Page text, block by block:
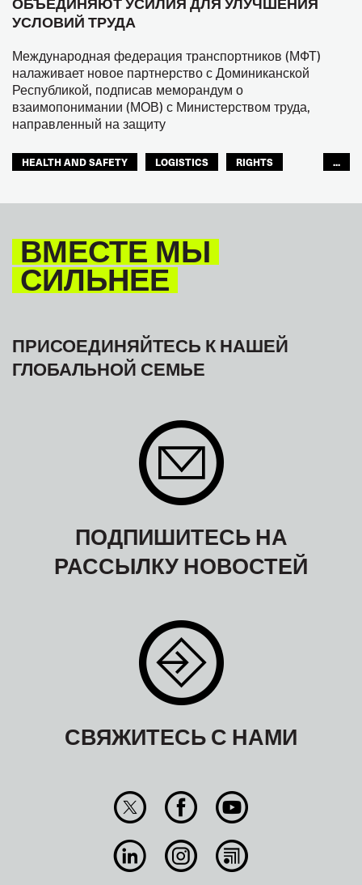
УСЛОВИЙ ТРУДА
Международная федерация транспортников (МФТ)
налаживает новое партнерство с Доминиканской
Республикой, подписав меморандум о
взаимопонимании (МОВ) с Министерством труда,
направленный на защиту
HEALTH AND SAFETY LOGISTICS
RIGHTS
...
ВМЕСТЕ МЫ
СИЛЬНЕЕ
ПРИСОЕДИНЯЙТЕСЬ К НАШЕЙ
ГЛОБАЛЬНОЙ СЕМЬЕ
ПОДПИШИТЕСЬ НА
РАССЫЛКУ НОВОСТЕЙ
СВЯЖИТЕСЬ С НАМИ